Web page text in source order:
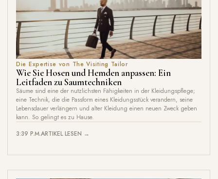
Die Expertise von The Visiting Tailor
Wie Sie Hosen und Hemden anpassen: Ein
Leitfaden zu Saumtechniken
Säume sind eine der nutzlichsten Fähigkeiten in der Kleidungspflege;
eine Technik, die die Passform eines Kleidungsstück verandern, seine
Lebensdauer verlängern und alter Kleidung einen neuen Zweck geben
kann. So gelingt es zu Hause.
3:39 P.M.ARTIKEL LESEN →